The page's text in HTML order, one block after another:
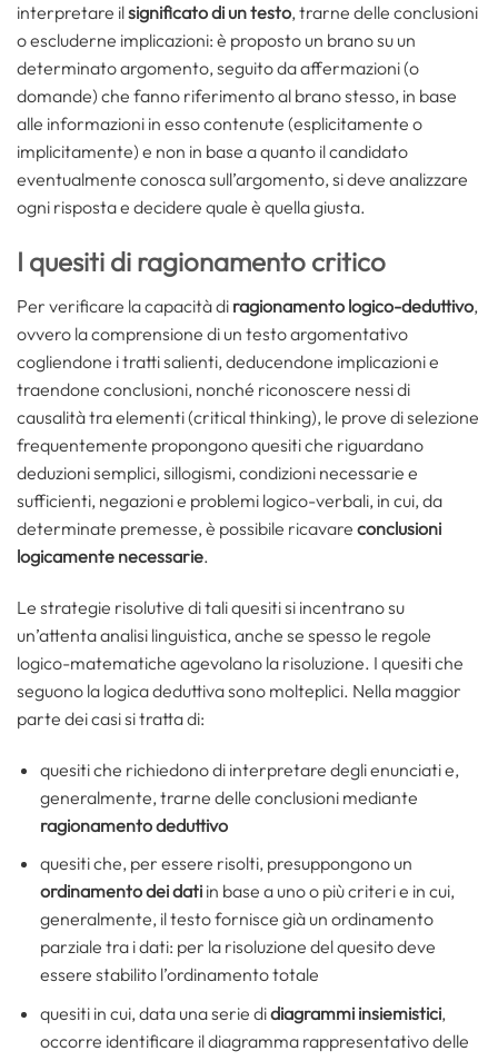
interpretare ilsignificato di un testo, trarne delle conclusioni
o escluderne implicazioni: è proposto un brano su un
determinato argomento, seguito da affermazioni (o
domande) che fanno riferimento al brano stesso, in base
alle informazioni in esso contenute (esplicitamente o
implicitamente) e non in base a quanto il candidato
eventualmente conosca sull’argomento, si deve analizzare
ogni risposta e decidere quale è quella giusta.
I quesiti di ragionamento critico
Per verificare la capacità di ragionamento logico-deduttivo,
ovvero la comprensione di un testo argomentativo
cogliendone i tratti salienti, deducendone implicazioni e
traendone conclusioni, nonché riconoscere nessi di
causalità tra elementi (critical thinking), le prove di selezione
frequentemente propongono quesiti che riguardano
deduzioni semplici, sillogismi, condizioni necessarie e
sufficienti, negazioni e problemi logico-verbali, in cui, da
determinate premesse, è possibile ricavare conclusioni
logicamente necessarie.
Le strategie risolutive di tali quesiti si incentrano su
un’attenta analisi linguistica, anche se spesso le regole
logico-matematiche agevolano la risoluzione. I quesiti che
seguono la logica deduttiva sono molteplici. Nella maggior
parte dei casi si tratta di:
quesiti che richiedono di interpretare degli enunciati e,
generalmente, trarne delle conclusioni mediante
ragionamento deduttivo
quesiti che, per essere risolti, presuppongono un
ordinamento dei datiin base a uno o più criteri e in cui,
generalmente, il testo fornisce già un ordinamento
parziale tra i dati: per la risoluzione del quesito deve
essere stabilito l’ordinamento totale
quesiti in cui, data una serie didiagrammi insiemistici,
occorre identificare il diagramma rappresentativo delle